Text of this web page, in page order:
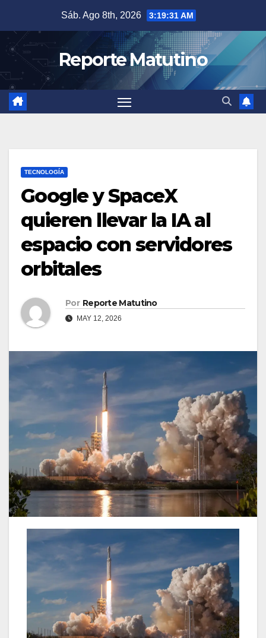
contenido
Sáb. Ago 8th, 2026 3:19:32 AM
Reporte Matutino
TECNOLOGÍA
Google y SpaceX
quieren llevar la IA al
espacio con servidores
orbitales
Por Reporte Matutino
MAY 12, 2026